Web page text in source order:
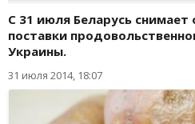
С 31 июля Беларусь снимает
поставки
Украины.
31 июля 2014, 18:07